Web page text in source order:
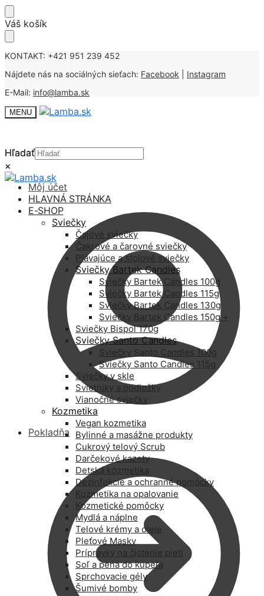
Skip
to
Skip
to
Váš košík
KONTAKT: +421 951 239 452
Nájdete nás na sociálných sieťach: Facebook
Instagram
E-Mail: info@lamba.sk
MENU
Hľadať
×
Môj účet
Pokladňa
Hľadať
×
HLAVNÁ STRÁNKA
E-SHOP
Sviečky
Čajové sviečky
Čakrové a čarovné sviečky
Plávajúce a stolové sviečky
Sviečky Bartek Candles
Sviečky Bartek Candles 100g
Sviečky Bartek Candles 115g
Sviečky Bartek Candles 130g
Sviečky Bartek Candles 150g +
Sviečky Bispol 170g
Sviečky Santo Candles
Sviečky Santo Candles 100g
Sviečky Santo Candles 115g
Sviečky v skle
Svietniky a podložky
Vianočné sviečky
Kozmetika
Vegan kozmetika
Bylinné a masážne produkty
Cukrový telový Scrub
Darčekové kazety
Detská kozmetika
Dezinfekcie a ochranné pomôcky
Kozmetika na opalovanie
Kozmetické pomôcky
Mydlá a náplne
Telové krémy a oleje
Pleťové Masky
Prípravky na čistenie pleti
Soľ a pena do kúpeľa
Sprchovacie gély
Šumivé bomby